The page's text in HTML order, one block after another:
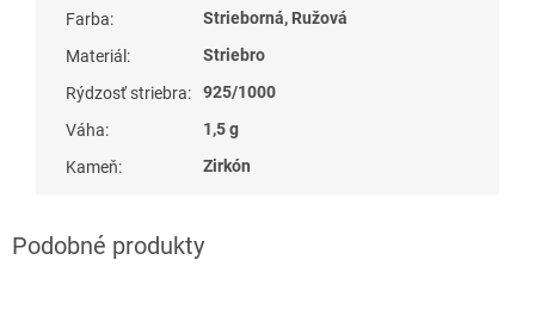
Farba:
Strieborná, Ružová
Materiál :
Striebro
Rýdzosť striebra:
925/1000
Váha:
1,5 g
Kameň: Zirkón